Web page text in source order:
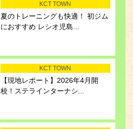
KCT TOWN
夏のトレーニングも快適！ 初ジム
におすすめ レシオ児島...
KCT TOWN
【現地レポート】2026年4月開
校！ステラインターナシ...